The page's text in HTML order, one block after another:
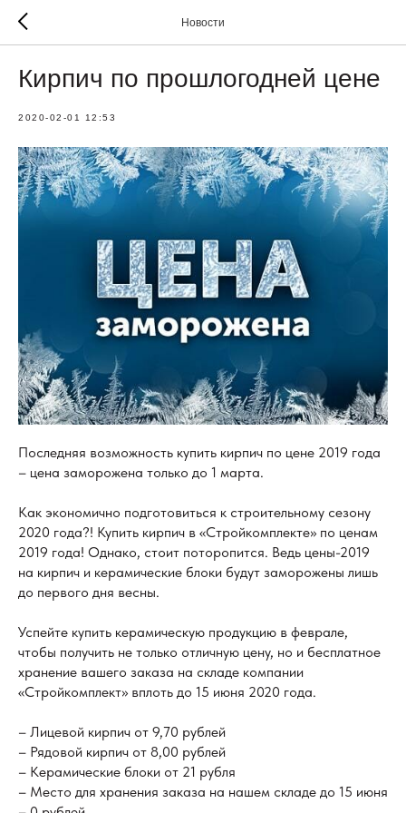
Новости
Кирпич по прошлогодней цене
2020-02-01 12:53
Последняя возможность купить кирпич по цене 2019 года
– цена заморожена только до 1 марта.
Как экономично подготовиться к строительному сезону
2020 года?! Купить кирпич в «Стройкомплекте» по ценам
2019 года! Однако, стоит поторопится. Ведь цены-2019
на кирпич и керамические блоки будут заморожены лишь
до первого дня весны.
Успейте купить керамическую продукцию в феврале,
чтобы получить не только отличную цену, но и бесплатное
хранение вашего заказа на складе компании
«Стройкомплект» вплоть до 15 июня 2020 года.
– Лицевой кирпич от 9,70 рублей
– Рядовой кирпич от 8,00 рублей
– Керамические блоки от 21 рубля
– Место для хранения заказа на нашем складе до 15 июня